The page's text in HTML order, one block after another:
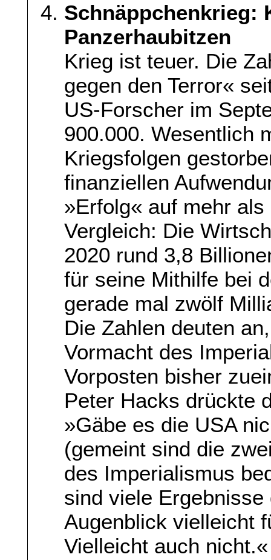
Schnäppchenkrieg:
Panzerhaubitzen
Krieg ist teuer. Die
gegen den Terror«
US-Forscher im
900.000. Wesentlich
Kriegsfolgen
finanziellen
»Erfolg« auf mehr
Vergleich: Die
2020 rund 3,8
für seine Mithilfe bei
gerade mal zwölf
Die Zahlen deuten
Vormacht des
Vorposten bisher
Peter Hacks drückte
»Gäbe es die USA
(gemeint sind die
des Imperialismus
sind viele
Augenblick vielleicht
Vielleicht auch nicht.«